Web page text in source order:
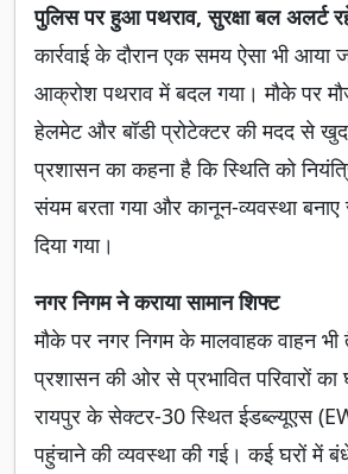
पुलिस पर हुआ पथराव, सुरक्षा बल अलर्ट
कार्रवाई के दौरान एक समय ऐसा भी आया
आक्रोश पथराव में बदल गया। मौके पर
हेलमेट और बॉडी प्रोटेक्टर की मदद से खुद
प्रशासन का कहना है कि स्थिति को
संयम बरता गया और कानून-व्यवस्था बनाए
दिया गया।
नगर निगम ने कराया सामान शिफ्ट
मौके पर नगर निगम के मालवाहक वाहन
प्रशासन की ओर से प्रभावित परिवारों का
रायपुर के सेक्टर-30 स्थित ईडब्ल्यूएस
पहुंचाने की व्यवस्था की गई। कई घरों में